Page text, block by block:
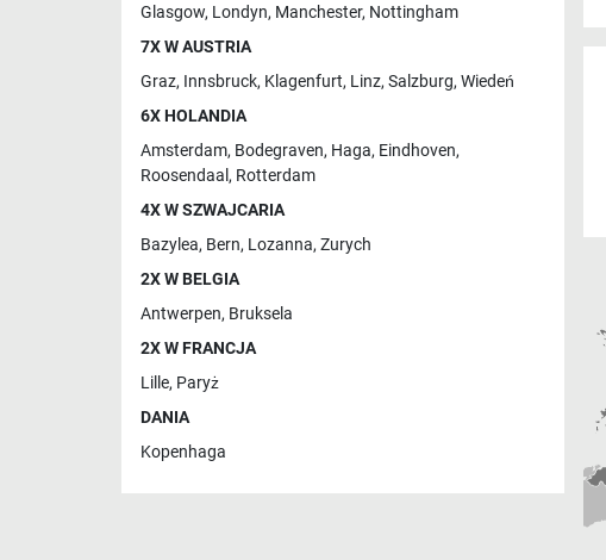
Glasgow, Londyn, Manchester, Nottingham
7X W AUSTRIA
Graz, Innsbruck, Klagenfurt, Linz, Salzburg, Wiedeń
6X HOLANDIA
Amsterdam, Bodegraven, Haga, Eindhoven,
Roosendaal , Rotterdam
4X W SZWAJCARIA
Bazylea, Bern, Lozanna, Zurych
2X W BELGIA
Antwerpen, Bruksela
2X W FRANCJA
Lille, Paryż
DANIA
Kopenhaga